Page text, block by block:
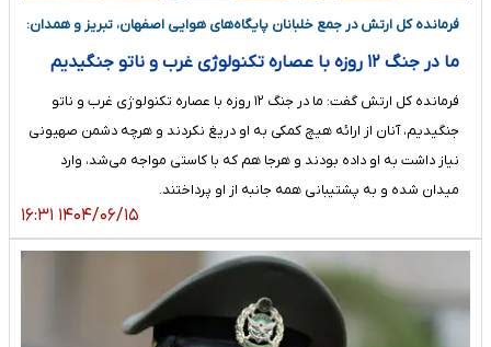
فرمانده کل ارتش در جمع خلبانان پایگاه‌های هوایی اصفهان، تبریز و همدان:
ما در جنگ ۱۲ روزه با عصاره تکنولوژی غرب و ناتو جنگیدیم
فرمانده کل ارتش گفت: ما در جنگ ۱۲ روزه با عصاره تکنولوژی غرب و ناتو
جنگیدیم، آنان از ارائه هیچ کمکی به او دریغ نکردند و هرچه دشمن صهیونی
نیاز داشت به او داده بودند و هرجا هم که با کاستی مواجه می‌شد، وارد
میدان شده و به پشتیبانی همه جانبه از او پرداختند.
۱۴۰۴/۰۶/۱۵ ۱۶:۳۱